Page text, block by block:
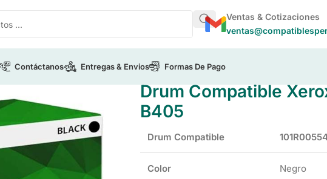
Ventas & Cotizaciones
Contáctanos Entregas & Envios Formas De Pago
Drum Compatible
B405
Drum Compatible
Color Negro